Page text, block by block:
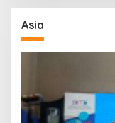
Asia